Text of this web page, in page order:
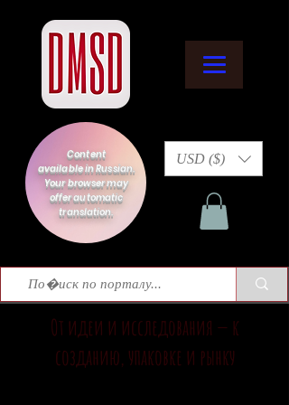
Content
available in Russian.
Your browser may
offer automatic
translation.
USD ($)
От идеи и исследования — к
созданию, упаковке и рынку